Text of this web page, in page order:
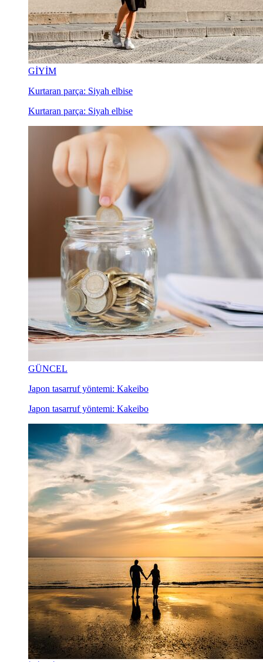
GİYİM
Kurtaran parça: Siyah elbise
Kurtaran parça: Siyah elbise
GÜNCEL
Japon tasarruf yöntemi: Kakeibo
Japon tasarruf yöntemi: Kakeibo